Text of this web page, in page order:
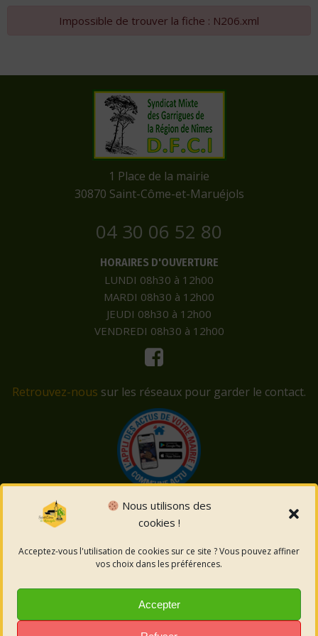
Nous utilisons des
cookies !
Acceptez-vous l'utilisation de cookies sur ce site ? Vous pouvez affiner
vos choix dans les préférences.
Accepter
Impossible de trouver la fiche : N206.xml
​1 Place de la mairie
​30870 Saint-Côme-et-Maruéjols
04 30 06 52 80
HORAIRES D'OUVERTURE
LUNDI 08h30 à 12h00
MARDI 08h30 à 12h00
JEUDI 08h30 à 12h00
VENDREDI 08h30 à 12h00
Retrouvez-nous sur les réseaux pour garder le contact.
© 2026 Saint-Côme-et-Maruéjols. Un service proposé
Mentions légales